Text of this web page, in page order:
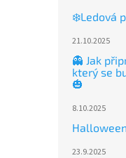
❄️Ledová
21.10.2025
👻 Jak
který se
🎃
8.10.2025
23.9.2025